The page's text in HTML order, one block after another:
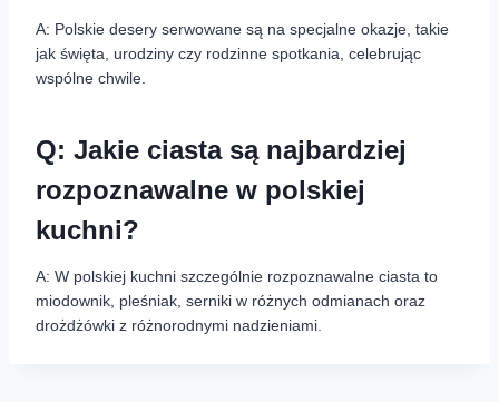
A: Polskie desery serwowane są na specjalne okazje, takie
jak święta, urodziny czy rodzinne spotkania, celebrując
wspólne chwile.
Q: Jakie ciasta są najbardziej
rozpoznawalne w polskiej
kuchni?
A: W polskiej kuchni szczególnie rozpoznawalne ciasta to
miodownik, pleśniak, serniki w różnych odmianach oraz
drożdżówki z różnorodnymi nadzieniami.